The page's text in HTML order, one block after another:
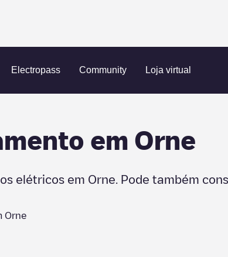
Electropass Community Loja virtual
em Orne
elétricos em Orne . Pode também
Orne